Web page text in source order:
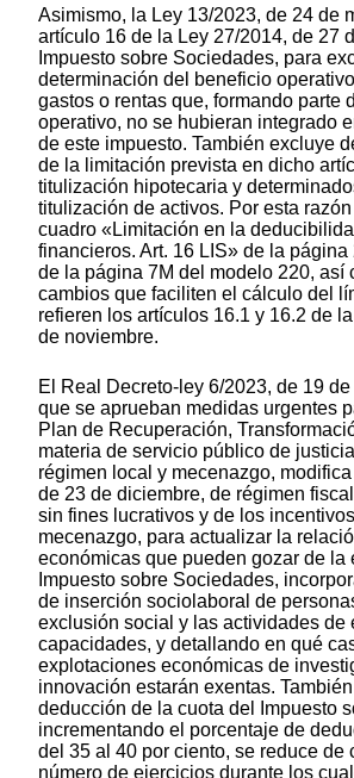
Asimismo, la Ley 13/2023, de 24 de
artículo 16 de la Ley 27/2014, de 27
Impuesto sobre Sociedades, para
determinación del beneficio
gastos o rentas que, formando parte
operativo, no se hubieran integrado
de este impuesto. También excluye
de la limitación prevista en dicho
titulización hipotecaria y
titulización de activos. Por esta
cuadro «Limitación en la
financieros. Art. 16 LIS» de la
de la página 7M del modelo 220, así
cambios que faciliten el cálculo del
refieren los artículos 16.1 y 16.2 de
de noviembre.
El Real Decreto-ley 6/2023, de 19 de
que se aprueban medidas urgentes
Plan de Recuperación,
materia de servicio público de
régimen local y mecenazgo,
de 23 de diciembre, de régimen
sin fines lucrativos y de los
mecenazgo, para actualizar la
económicas que pueden gozar de la
Impuesto sobre Sociedades,
de inserción sociolaboral de
exclusión social y las actividades de
capacidades, y detallando en qué
explotaciones económicas de
innovación estarán exentas.
deducción de la cuota del Impuesto
incrementando el porcentaje de
del 35 al 40 por ciento, se reduce de
número de ejercicios durante los